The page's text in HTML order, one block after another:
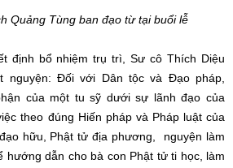
Quảng Tùng ban đạo từ tại buổi lễ
định bổ nhiệm trụ trì, Sư cô Thích Diệu
nguyện: Đối với Dân tộc và Đạo pháp,
của một tu sỹ dưới sự lãnh đạo của
theo đúng Hiến pháp và Pháp luật của
hữu, Phật tử địa phương, nguyện làm
hướng dẫn cho bà con Phật tử ti học, làm